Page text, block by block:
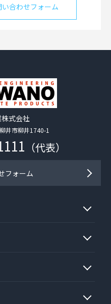
い合わせフォーム
式会社
井市柳井1740-1
（代表）
フォーム